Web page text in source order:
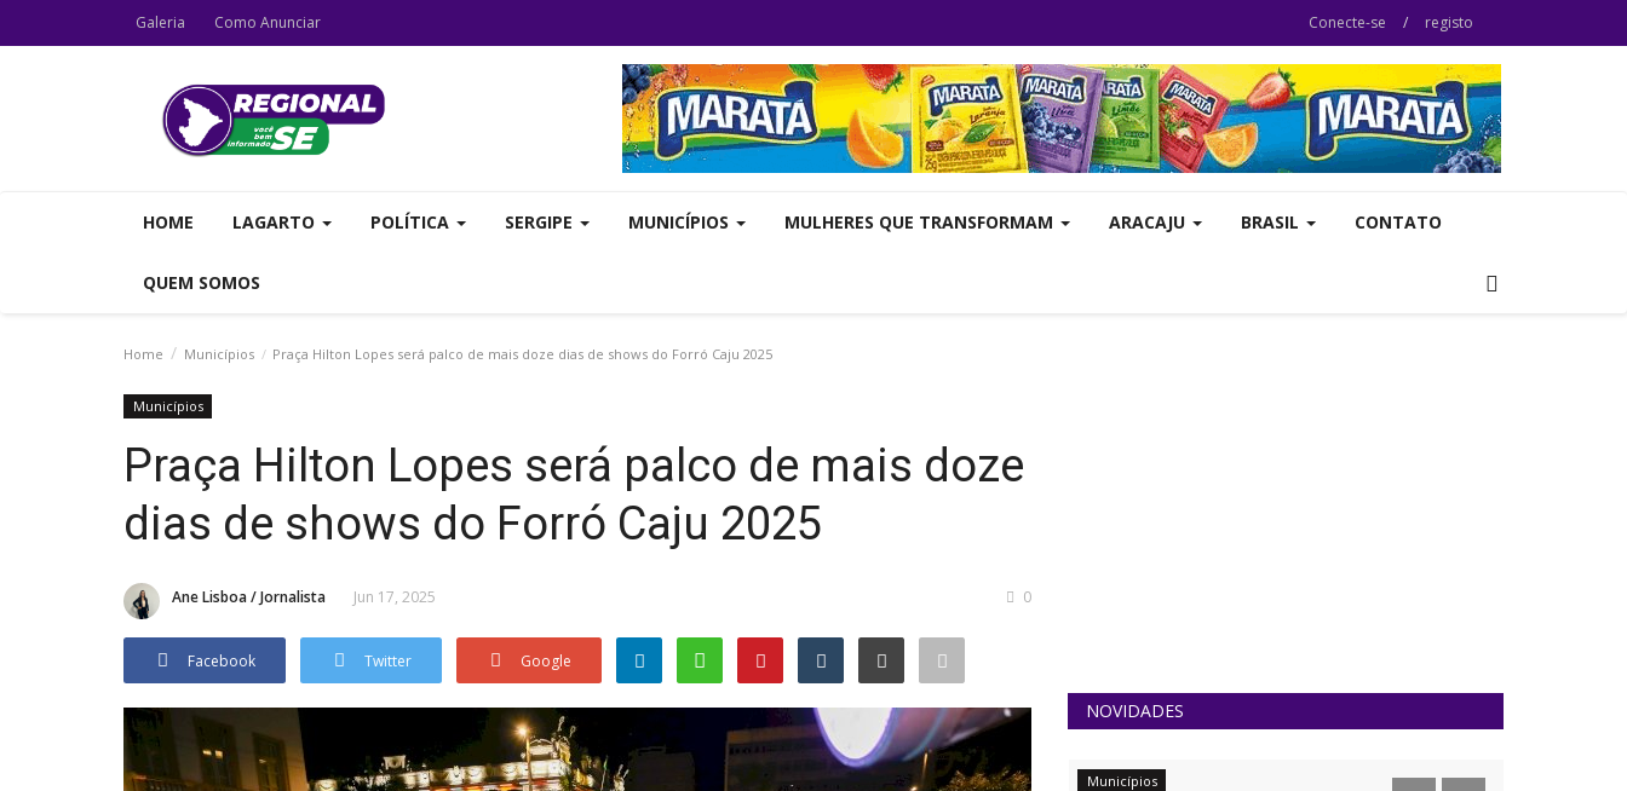
Galeria Como Anunciar Conecte-se / registo
HOME LAGARTO POLÍTICA SERGIPE MUNICÍPIOS MULHERES QUE TRANSFORMAM ARACAJU BRASIL CONTATO
QUEM SOMOS
Home Municípios Praça Hilton Lopes será palco de mais doze dias de shows do Forró Caju 2025
Municípios
Praça Hilton Lopes será palco de mais doze
dias de shows do Forró Caju 2025
Ane Lisboa / Jornalista Jun 17, 2025 0
Facebook Twitter Google
NOVIDADES
Política Municípios